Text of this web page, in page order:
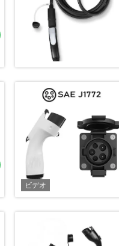
ビデオ